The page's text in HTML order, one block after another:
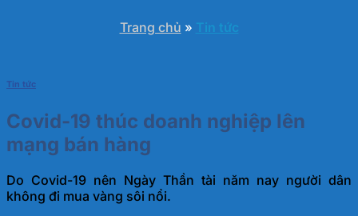
Trang chủ » Tin tức
Tin tức
Covid-19 thúc doanh nghiệp lên
mạng bán hàng
Do Covid-19 nên Ngày Thần tài năm nay người dân
không đi mua vàng sôi nổi.